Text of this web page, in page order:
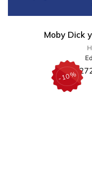
Moby Dick
-10%